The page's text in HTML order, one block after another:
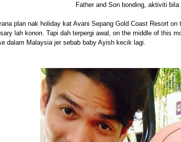
Father and Son bonding, aktiviti
plan nak holiday kat Avani Sepang Gold Coast Resort
lah konon. Tapi dah terpergi awal, on the middle of this
dalam Malaysia jer sebab baby Ayish kecik lagi.